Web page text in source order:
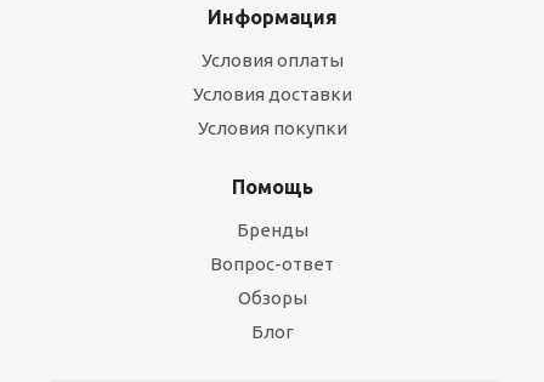
Информация
Условия оплаты
Условия доставки
Условия покупки
Помощь
Бренды
Вопрос-ответ
Обзоры
Блог